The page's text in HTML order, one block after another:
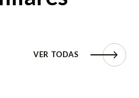
VER TODAS